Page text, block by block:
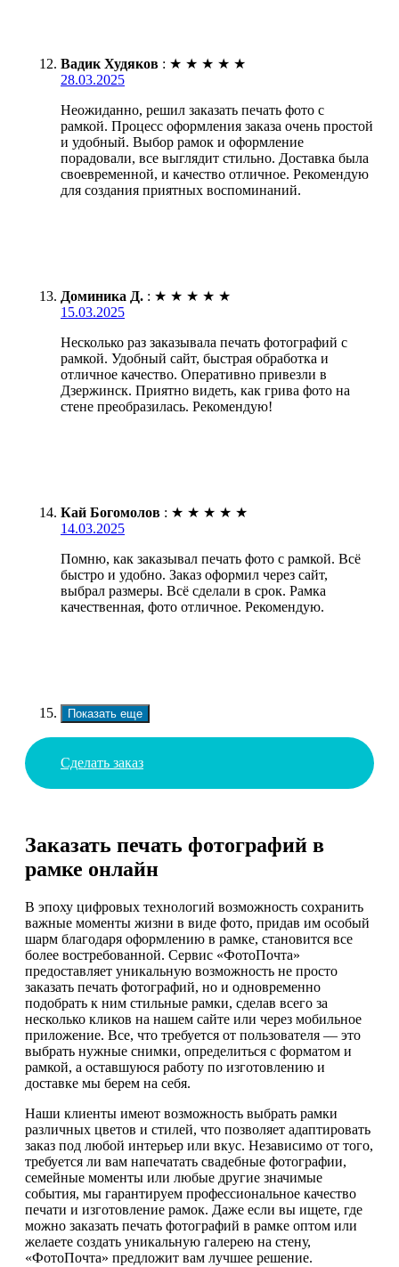
Вадик Худяков : ★ ★ ★ ★ ★
28.03.2025
Неожиданно, решил заказать печать фото с
рамкой. Процесс оформления заказа очень простой
и удобный. Выбор рамок и оформление
порадовали, все выглядит стильно. Доставка была
своевременной, и качество отличное. Рекомендую
для создания приятных воспоминаний.
Доминика Д. : ★ ★ ★ ★ ★
15.03.2025
Несколько раз заказывала печать фотографий с
рамкой. Удобный сайт, быстрая обработка и
отличное качество. Оперативно привезли в
Дзержинск. Приятно видеть, как грива фото на
стене преобразилась. Рекомендую!
Кай Богомолов : ★ ★ ★ ★ ★
14.03.2025
Помню, как заказывал печать фото с рамкой. Всё
быстро и удобно. Заказ оформил через сайт,
выбрал размеры. Всё сделали в срок. Рамка
качественная, фото отличное. Рекомендую.
Показать еще
Сделать заказ
Заказать печать фотографий в
рамке онлайн
В эпоху цифровых технологий возможность сохранить
важные моменты жизни в виде фото, придав им особый
шарм благодаря оформлению в рамке, становится все
более востребованной. Сервис «ФотоПочта»
предоставляет уникальную возможность не просто
заказать печать фотографий, но и одновременно
подобрать к ним стильные рамки, сделав всего за
несколько кликов на нашем сайте или через мобильное
приложение. Все, что требуется от пользователя — это
выбрать нужные снимки, определиться с форматом и
рамкой, а оставшуюся работу по изготовлению и
доставке мы берем на себя.
Наши клиенты имеют возможность выбрать рамки
различных цветов и стилей, что позволяет адаптировать
заказ под любой интерьер или вкус. Независимо от того,
требуется ли вам напечатать свадебные фотографии,
семейные моменты или любые другие значимые
события, мы гарантируем профессиональное качество
печати и изготовление рамок. Даже если вы ищете, где
можно заказать печать фотографий в рамке оптом или
желаете создать уникальную галерею на стену,
«ФотоПочта» предложит вам лучшее решение.